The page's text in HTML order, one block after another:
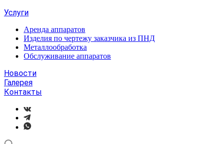
Услуги
Аренда аппаратов
Изделия по чертежу заказчика из ПНД
Металлообработка
Обслуживание аппаратов
Новости
Галерея
Контакты